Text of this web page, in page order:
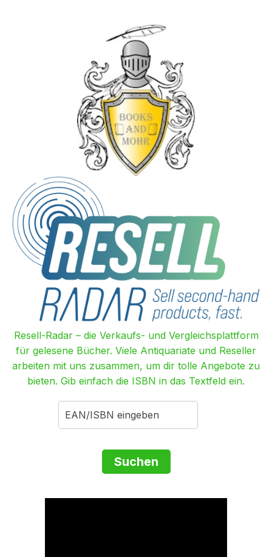
Resell-Radar – die Verkaufs- und Vergleichsplattform
für gelesene Bücher. Viele Antiquariate und Reseller
arbeiten mit uns zusammen, um dir tolle Angebote zu
bieten. Gib einfach die ISBN in das Textfeld ein.